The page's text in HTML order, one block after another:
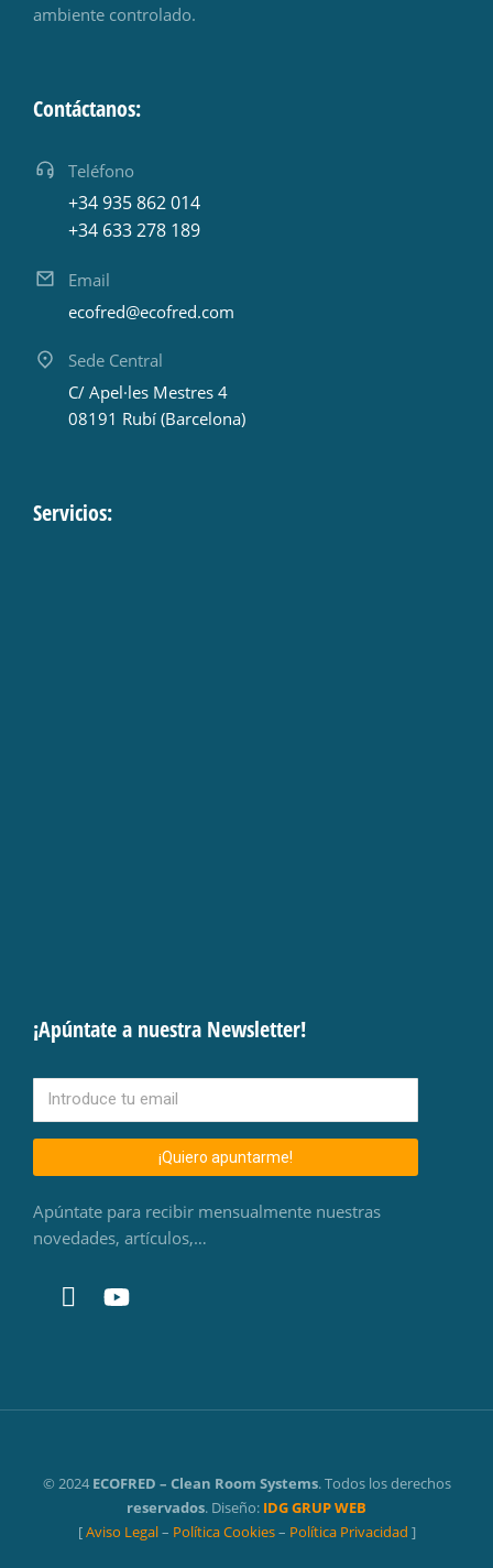
ambiente controlado.
Contáctanos:
Teléfono
+34 935 862 014
+34 633 278 189
Email
ecofred@ecofred.com
Sede Central
C/ Apel·les Mestres 4
08191 Rubí (Barcelona)
Servicios:
¡Apúntate a nuestra Newsletter!
¡Quiero apuntarme!
Apúntate para recibir mensualmente nuestras
novedades, artículos,…
© 2024 ECOFRED – Clean Room Systems. Todos los derechos
reservados. Diseño: IDG GRUP WEB
[Aviso Legal– Política Cookies– Política Privacidad ]